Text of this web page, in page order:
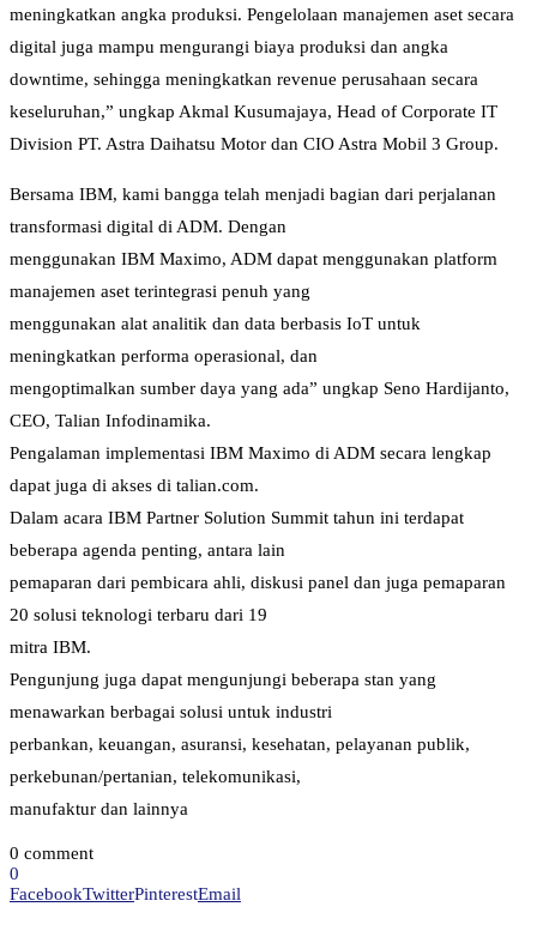
meningkatkan angka produksi. Pengelolaan manajemen aset secara
digital juga mampu mengurangi biaya produksi dan angka
downtime, sehingga meningkatkan revenue perusahaan secara
keseluruhan,” ungkap Akmal Kusumajaya, Head of Corporate IT
Division PT. Astra Daihatsu Motor dan CIO Astra Mobil 3 Group.
Bersama IBM, kami bangga telah menjadi bagian dari perjalanan
transformasi digital di ADM. Dengan
menggunakan IBM Maximo, ADM dapat menggunakan platform
manajemen aset terintegrasi penuh yang
menggunakan alat analitik dan data berbasis IoT untuk
meningkatkan performa operasional, dan
mengoptimalkan sumber daya yang ada” ungkap Seno Hardijanto,
CEO, Talian Infodinamika.
Pengalaman implementasi IBM Maximo di ADM secara lengkap
dapat juga di akses di talian.com.
Dalam acara IBM Partner Solution Summit tahun ini terdapat
beberapa agenda penting, antara lain
pemaparan dari pembicara ahli, diskusi panel dan juga pemaparan
20 solusi teknologi terbaru dari 19
mitra IBM.
Pengunjung juga dapat mengunjungi beberapa stan yang
menawarkan berbagai solusi untuk industri
perbankan, keuangan, asuransi, kesehatan, pelayanan publik,
perkebunan/pertanian, telekomunikasi,
manufaktur dan lainnya
0 comment
0
FacebookTwitterPinterestEmail